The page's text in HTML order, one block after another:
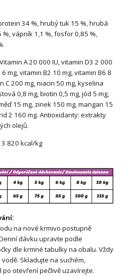
34 %, hrubý tuk 15 %, hrubá
vápník 1,1 %, fosfor 0,85 %,
Vitamin A 20 000 IU, vitamin D3 2 000
mg, vitamin B2 10 mg, vitamin B6 8
C 200 mg, niacin 50 mg, kyselina
0,8 mg, biotin 0,5 mg, jód 5 mg,
15 mg, zinek 150 mg, mangan 15
2 160 mg. Antioxidanty: extrakty
olejů.
3 820 kcal/kg
na nové krmivo postupně
dávku upravte podle
dle krmné tabulky na obalu. Vždy
Skladujte na suchém,
po otevření pečlivě uzavírejte.